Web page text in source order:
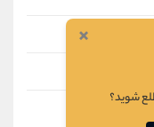
×
شوید؟